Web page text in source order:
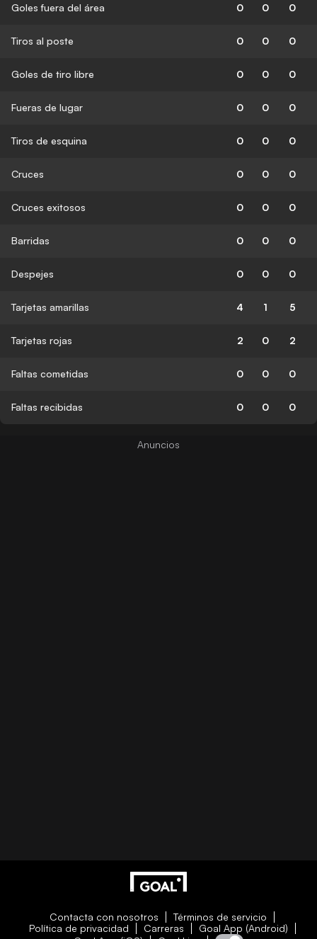
Goles fuera del área 0 0 0
Tiros al poste 0 0 0
Goles de tiro libre 0 0 0
Fueras de lugar 0 0 0
Tiros de esquina 0 0 0
Cruces 0 0 0
Cruces exitosos 0 0 0
Barridas 0 0 0
Despejes 0 0 0
Tarjetas amarillas 4 1 5
Tarjetas rojas 2 0 2
Faltas cometidas 0 0 0
Faltas recibidas 0 0 0
Contacta con nosotros
Términos de servicio
Política de privacidad
Carreras
Goal App (Android)